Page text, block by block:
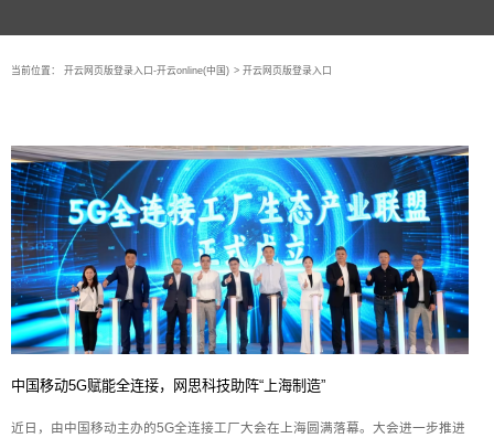
当前位置： 开云网页版登录入口-开云online(中国) > 开云网页版登录入口
中国移动5G赋能全连接，网思科技助阵“上海制造”
近日，由中国移动主办的5G全连接工厂大会在上海圆满落幕。大会进一步推进